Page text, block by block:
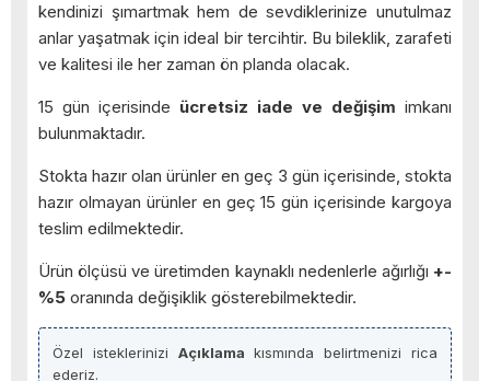
kendinizi şımartmak hem de sevdiklerinize unutulmaz
anlar yaşatmak için ideal bir tercihtir. Bu bileklik, zarafeti
ve kalitesi ile her zaman ön planda olacak.
15 gün içerisinde ücretsiz iade ve değişim imkanı
bulunmaktadır.
Stokta hazır olan ürünler en geç 3 gün içerisinde, stokta
hazır olmayan ürünler en geç 15 gün içerisinde kargoya
teslim edilmektedir.
Ürün ölçüsü ve üretimden kaynaklı nedenlerle ağırlığı +-
%5 oranında değişiklik gösterebilmektedir.
Özel isteklerinizi Açıklama kısmında belirtmenizi rica
ederiz.